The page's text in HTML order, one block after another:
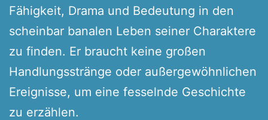
Fähigkeit, Drama und Bedeutung in den
scheinbar banalen Leben seiner Charaktere
zu finden. Er braucht keine großen
Handlungsstränge oder außergewöhnlichen
Ereignisse, um eine fesselnde Geschichte
zu erzählen.